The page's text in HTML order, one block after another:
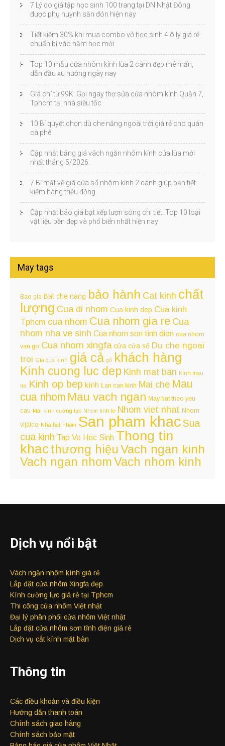
7 Lý do giá tập học sinh 100 trang tại DN Nhật Đông
được phụ huynh săn đón hiện nay
Tiết kiệm 30% khi mua combo vở học sinh 4 ô ly giá rẻ
chuẩn bị vào năm học mới
Top 10 mẫu cửa nhôm kính lùa 2 cánh đẹp mê mẩn,
dẫn đầu xu hướng ngày nay
Giá chỉ từ 99K: Gọi ngay thợ sửa cửa nhôm kính Quận 7,
Tphcm tại nhà siêu tốc
10 Bí quyết chọn dù che nắng ngoài trời giá rẻ cho quán
cà phê
Cập nhật bảng giá vách ngăn nhôm kính cửa lùa mới
nhất tháng 5/2026.
7 Bí mật về giá cửa sổ nhôm kính 2 cánh giúp bạn tiết
kiệm hàng triệu đồng.
Cập nhật báo giá bạt xếp lượn sóng chi tiết: Top 10 loại
vật liệu bền đẹp và phổ biến nhất hiện nay
May tags
Bao gia Bat che nang bảo hành Cat kinh chất
lượng Cua di nhom Cua kinh dep Cua kinh
Tphcm cua nhom Cua nhom gia re Cua
nhom nha ve sinh Cua nhom son tinh dien cua nhom
van go Cua nhom xingfa cửa cửa sổ Du che ngoai
troi Gia cua kinh giá cả gỗ khách hàng
Kinh cuong luc dep Kinh mat ban Kinh mau
tra Kinh op bep kính Lan can kinh Mai che Mau
cua nhom Mau vach ngan May bat theo yeu
cau Mái kính cường lực Nhom tinh le Nhom viet nhat Nhom
vijalco Nhà bạt nhôm San pham khacSua
cua kinh Tap Vo Hoc Sinh Thong tin
khacthương hiệu Vach ngan kinh
Vach ngan nhomVach nhom kinh
Dịch vụ nổi bật
Vách ngăn nhôm kính giá rẻ
Lắp đặt cửa nhôm Xingfa đẹp
Kính cường lực giá rẻ tại Tphcm
Thi công cửa nhôm Việt nhật
Đại lý phân phối cửa nhôm Việt nhật
Lắp đặt cửa nhôm sơn tĩnh điện giá rẻ
Dịch vụ cắt kính mặt bàn
Thông tin
Các điều khoản và điều kiện
Hướng dẫn thanh toán
Chính sách giao hàng
Chính sách bảo mật